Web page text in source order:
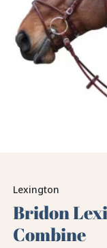
Lexington
Bridon
Combine